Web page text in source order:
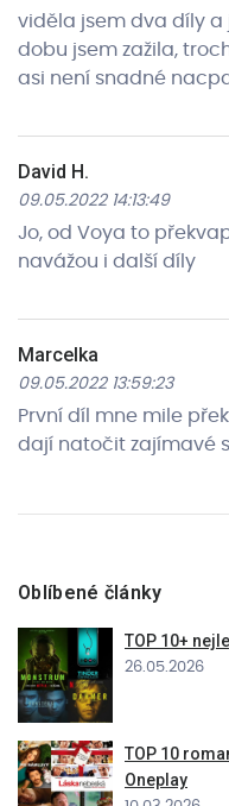
viděla jsem dva díly a
dobu jsem zažila,
asi není snadné
David H.
09.05.2022 14:13:49
Jo, od Voya to
navážou i další díly
Marcelka
09.05.2022 13:59:23
První díl mne mile
dají natočit zajímavé
Oblíbené články
TOP 10+
26.05.2026
TOP 10
Oneplay